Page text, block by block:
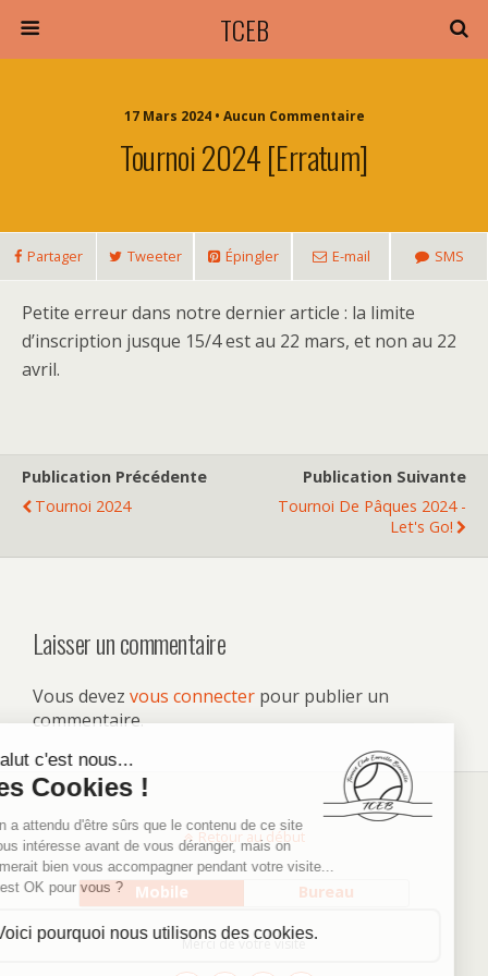
TCEB
17 Mars 2024 • Aucun Commentaire
Tournoi 2024 [Erratum]
Partager Tweeter Épingler E-mail SMS
Petite erreur dans notre dernier article : la limite
d’inscription jusque 15/4 est au 22 mars, et non au 22
avril.
Publication Précédente
Tournoi 2024
Publication Suivante
Tournoi De Pâques 2024 -
Let's Go!
Laisser un commentaire
Vous devez vous connecter pour publier un
commentaire.
Retour au début
Mobile Bureau
Merci de votre visite